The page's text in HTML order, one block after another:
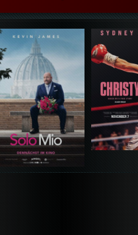
Details,Play